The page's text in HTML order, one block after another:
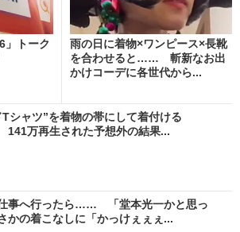
」トーク
雨の日に着物×ワンピース×長靴
を合わせると…… 斬新なお出
かけコーデに各世代から...
Tシャツ”を着物の帯にして着付ける
万再生された予想外の結果...
事へ行ったら…… 「堂本光一かと思っ
かの着こなしに「かっけぇぇぇ...